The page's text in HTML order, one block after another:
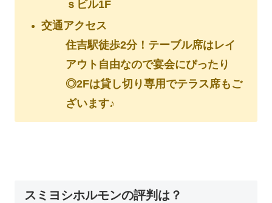
ｓビル1F
交通アクセス
住吉駅徒歩2分！テーブル席はレイ
アウト自由なので宴会にぴったり
◎2Fは貸し切り専用でテラス席もご
ざいます♪
スミヨシホルモンの評判は？